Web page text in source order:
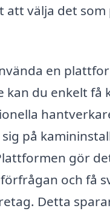
att välja det som
en
kan du enkelt få
på
gör
och få
Detta